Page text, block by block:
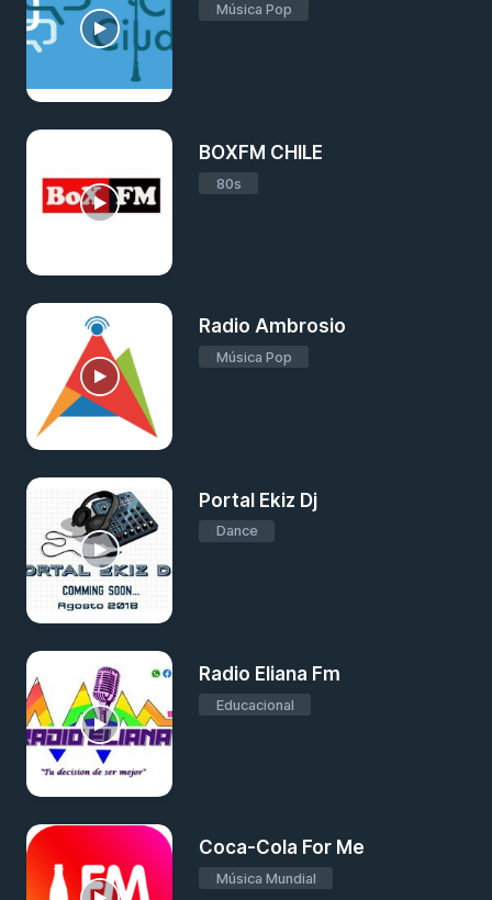
Música Pop
BOXFM CHILE
80s
Radio Ambrosio
Música Pop
Portal Ekiz Dj
Dance
Radio Eliana Fm
Educacional
Coca-Cola For Me
Música Mundial